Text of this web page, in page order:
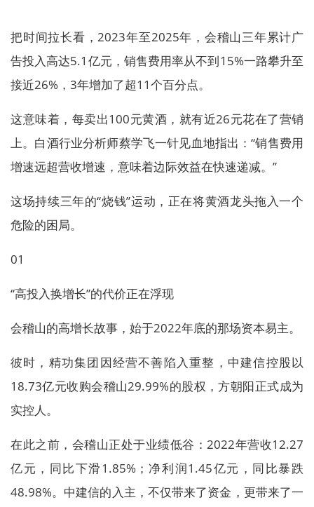
把时间拉长看，2023年至2025年，会稽山三年累计广
告投入高达5.1亿元，销售费用率从不到15%一路攀升至
接近26%，3年增加了超11个百分点。
这意味着，每卖出100元黄酒，就有近26元花在了营销
上。白酒行业分析师蔡学飞一针见血地指出：“销售费用
增速远超营收增速，意味着边际效益在快速递减。”
这场持续三年的“烧钱”运动，正在将黄酒龙头拖入一个
危险的困局。
01
“高投入换增长”的代价正在浮现
会稽山的高增长故事，始于2022年底的那场资本易主。
彼时，精功集团因经营不善陷入重整，中建信控股以
18.73亿元收购会稽山29.99%的股权，方朝阳正式成为
实控人。
在此之前，会稽山正处于业绩低谷：2022年营收12.27
亿元，同比下滑1.85%；净利润1.45亿元，同比暴跌
48.98%。中建信的入主，不仅带来了资金，更带来了一